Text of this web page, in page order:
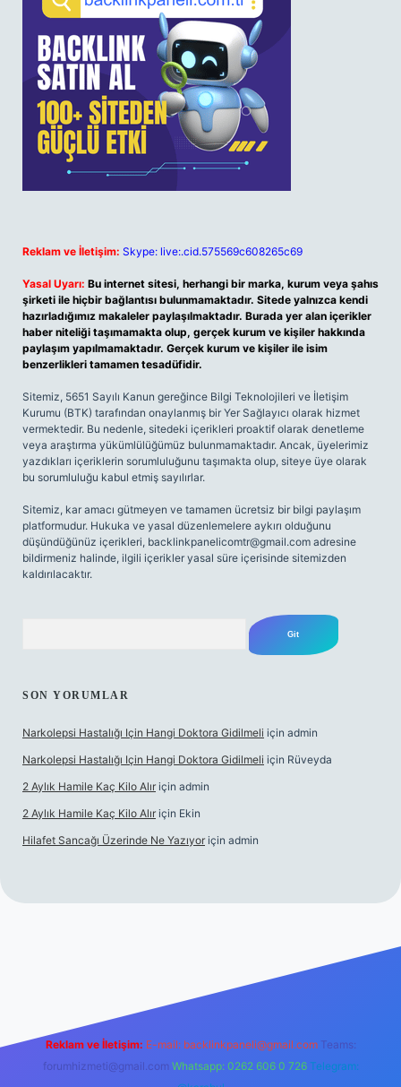
Reklam ve İletişim: Skype: live:.cid.575569c608265c69
Yasal Uyarı: Bu internet sitesi, herhangi bir marka, kurum veya şahıs
şirketi ile hiçbir bağlantısı bulunmamaktadır. Sitede yalnızca kendi
hazırladığımız makaleler paylaşılmaktadır. Burada yer alan içerikler
haber niteliği taşımamakta olup, gerçek kurum ve kişiler hakkında
paylaşım yapılmamaktadır. Gerçek kurum ve kişiler ile isim
benzerlikleri tamamen tesadüfidir.
Sitemiz, 5651 Sayılı Kanun gereğince Bilgi Teknolojileri ve İletişim
Kurumu (BTK) tarafından onaylanmış bir Yer Sağlayıcı olarak hizmet
vermektedir. Bu nedenle, sitedeki içerikleri proaktif olarak denetleme
veya araştırma yükümlülüğümüz bulunmamaktadır. Ancak, üyelerimiz
yazdıkları içeriklerin sorumluluğunu taşımakta olup, siteye üye olarak
bu sorumluluğu kabul etmiş sayılırlar.
Sitemiz, kar amacı gütmeyen ve tamamen ücretsiz bir bilgi paylaşım
platformudur. Hukuka ve yasal düzenlemelere aykırı olduğunu
düşündüğünüz içerikleri, backlinkpanelicomtr@gmail.com adresine
bildirmeniz halinde, ilgili içerikler yasal süre içerisinde sitemizden
kaldırılacaktır.
SON YORUMLAR
Narkolepsi Hastalığı Için Hangi Doktora Gidilmeli için admin
Narkolepsi Hastalığı Için Hangi Doktora Gidilmeli için Rüveyda
2 Aylık Hamile Kaç Kilo Alır için admin
2 Aylık Hamile Kaç Kilo Alır için Ekin
Hilafet Sancağı Üzerinde Ne Yazıyor için admin
Reklam ve İletişim: E-mail: backlinkpaneli@gmail.com Teams:
forumhizmeti@gmail.com Whatsapp: 0262 606 0 726 Telegram: